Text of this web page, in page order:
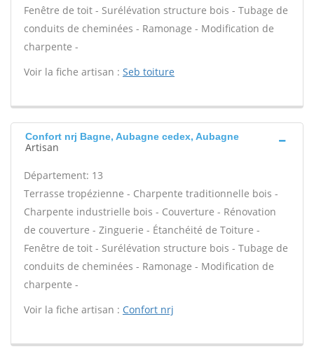
Fenêtre de toit - Surélévation structure bois - Tubage de
conduits de cheminées - Ramonage - Modification de
charpente -
Voir la fiche artisan : Seb toiture
Confort nrj Bagne, Aubagne cedex, Aubagne
Artisan
Département: 13
Terrasse tropézienne - Charpente traditionnelle bois -
Charpente industrielle bois - Couverture - Rénovation
de couverture - Zinguerie - Étanchéité de Toiture -
Fenêtre de toit - Surélévation structure bois - Tubage de
conduits de cheminées - Ramonage - Modification de
charpente -
Voir la fiche artisan : Confort nrj